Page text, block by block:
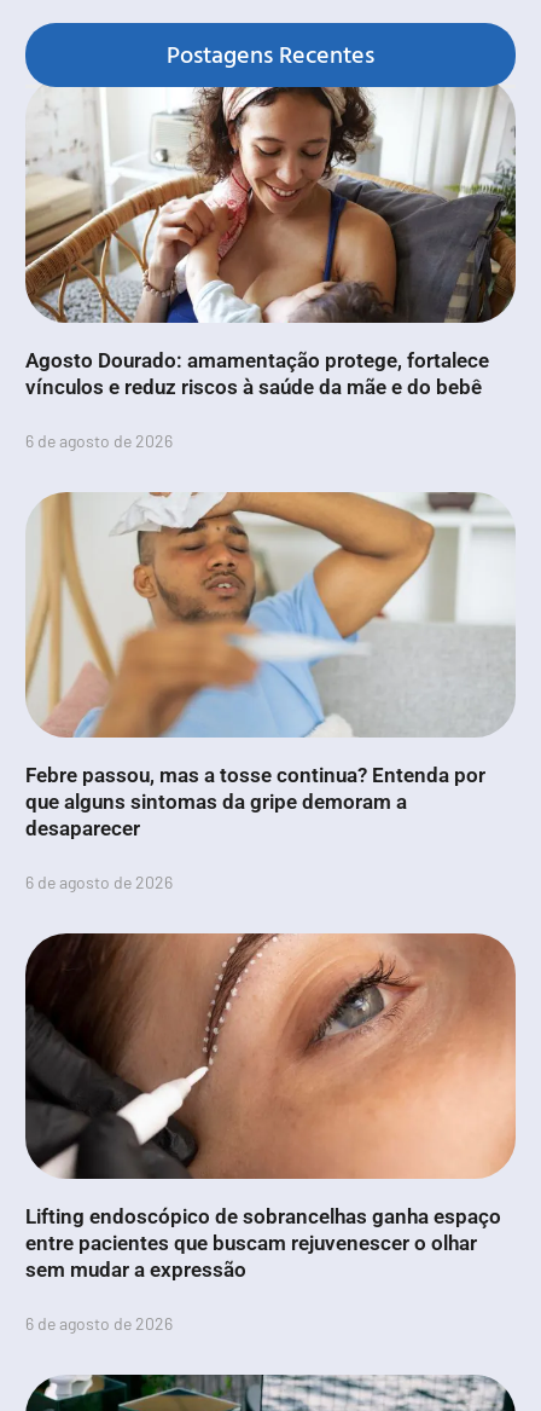
Postagens Recentes
Agosto Dourado: amamentação protege, fortalece
vínculos e reduz riscos à saúde da mãe e do bebê
6 de agosto de 2026
Febre passou, mas a tosse continua? Entenda por
que alguns sintomas da gripe demoram a
desaparecer
6 de agosto de 2026
Lifting endoscópico de sobrancelhas ganha espaço
entre pacientes que buscam rejuvenescer o olhar
sem mudar a expressão
6 de agosto de 2026